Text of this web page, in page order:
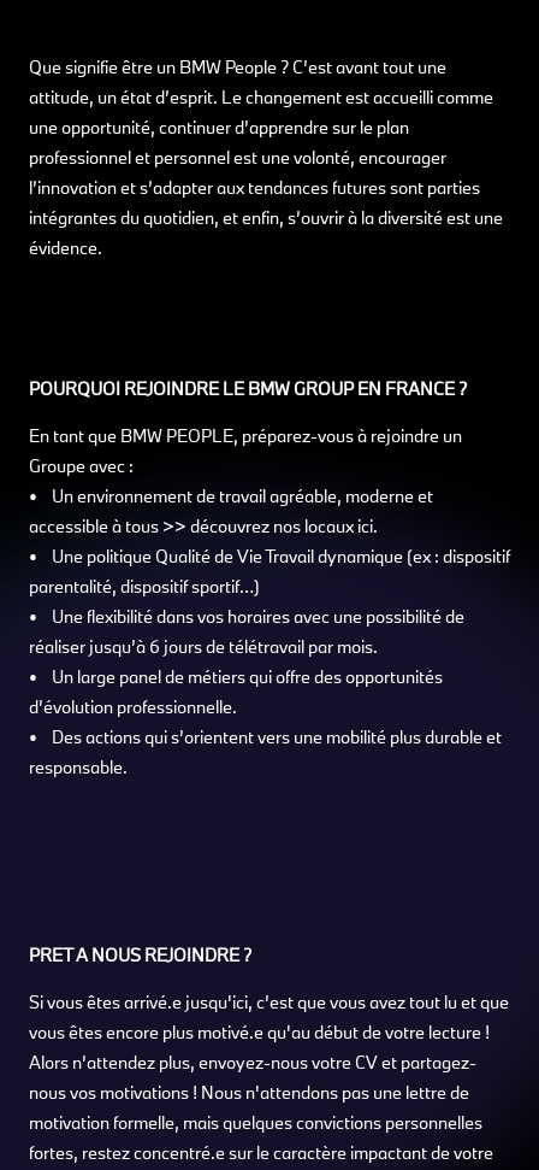
Que signifie être un BMW People ? C’est avant tout une
attitude, un état d’esprit. Le changement est accueilli comme
une opportunité, continuer d’apprendre sur le plan
professionnel et personnel est une volonté, encourager
l’innovation et s’adapter aux tendances futures sont parties
intégrantes du quotidien, et enfin, s’ouvrir à la diversité est une
évidence.
POURQUOI REJOINDRE LE BMW GROUP EN FRANCE ?
En tant que BMW PEOPLE, préparez-vous à rejoindre un
Groupe avec :
• Un environnement de travail agréable, moderne et
accessible à tous >> découvrez nos locaux ici.
• Une politique Qualité de Vie Travail dynamique (ex : dispositif
parentalité, dispositif sportif…)
• Une flexibilité dans vos horaires avec une possibilité de
réaliser jusqu’à 6 jours de télétravail par mois.
• Un large panel de métiers qui offre des opportunités
d’évolution professionnelle.
• Des actions qui s’orientent vers une mobilité plus durable et
responsable.
PRET A NOUS REJOINDRE ?
Si vous êtes arrivé.e jusqu'ici, c’est que vous avez tout lu et que
vous êtes encore plus motivé.e qu'au début de votre lecture !
Alors n’attendez plus, envoyez-nous votre CV et partagez-
nous vos motivations ! Nous n'attendons pas une lettre de
motivation formelle, mais quelques convictions personnelles
fortes, restez concentré.e sur le caractère impactant de votre